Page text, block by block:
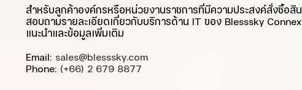
สำหรับลูกค้าองค์กรหรือหน่วยงานราชการที่มีความประสงค์สั่งซื้อสิ
สอบถามรายละเอียดเกี่ยวกับบริการด้าน IT ของ Blesssky
แนะนำและข้อมูลเพิ่มเติม
Email: sales@blesssky.com
Phone: (+66) 2 679 8877